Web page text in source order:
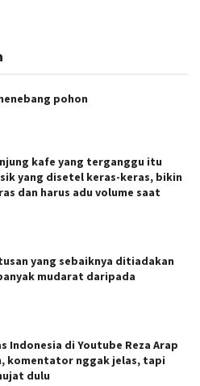
pohon
kafe yang terganggu itu
yang disetel keras-keras, bikin
dan harus adu volume saat
yang sebaiknya ditiadakan
mudarat daripada
Indonesia di Youtube Reza Arap
komentator nggak jelas, tapi
dulu